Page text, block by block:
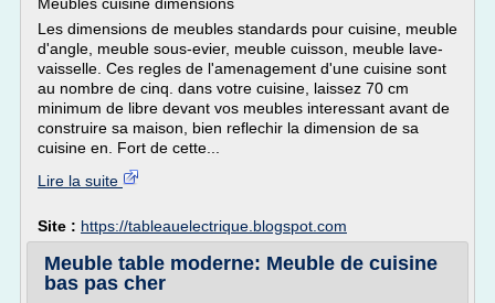
Les dimensions de meubles standards pour cuisine, meuble
d'angle, meuble sous-evier, meuble cuisson, meuble lave-
vaisselle. Ces regles de l'amenagement d'une cuisine sont
au nombre de cinq. dans votre cuisine, laissez 70 cm
minimum de libre devant vos meubles interessant avant de
construire sa maison, bien reflechir la dimension de sa
cuisine en. Fort de cette...
Lire la suite
Site : https://tableauelectrique.blogspot.com
Meuble table moderne: Meuble de cuisine
bas pas cher